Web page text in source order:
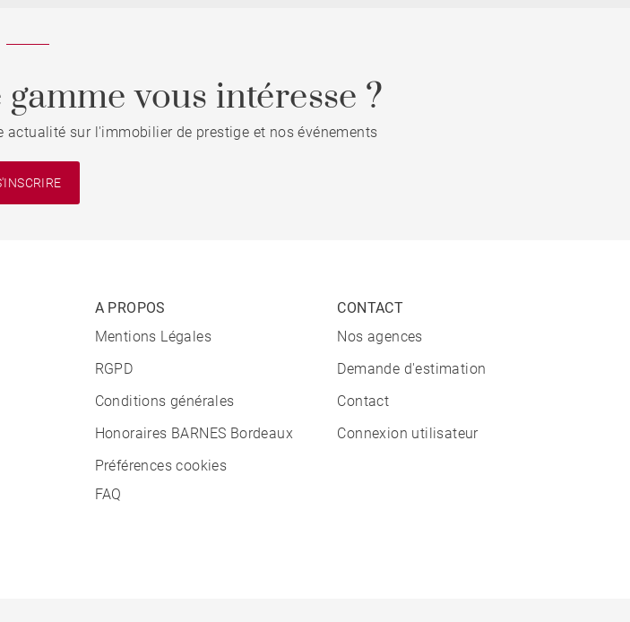
vous intéresse ?
actualité sur l'immobilier de prestige et nos événements
A PROPOS
Mentions Légales
RGPD
Conditions générales
Honoraires BARNES Bordeaux
Préférences cookies
FAQ
CONTACT
Nos agences
Demande d'estimation
Contact
Connexion utilisateur